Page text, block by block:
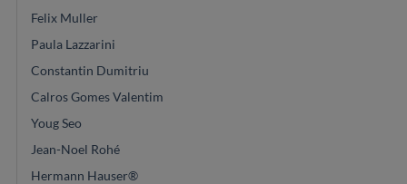
Felix Muller
Paula Lazzarini
Constantin Dumitriu
Calros Gomes Valentim
Youg Seo
Jean-Noel Rohé
Hermann Hauser®